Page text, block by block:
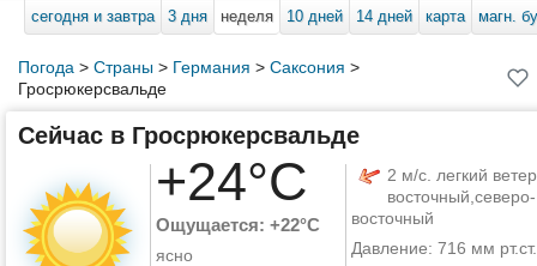
сегодня и завтра 3 дня неделя 10 дней 14 дней карта магн.
Погода > Страны> Германия > Саксония >
Гросрюкерсвальде
Сейчас в Гросрюкерсвальде
+24°C
Ощущается: +22°C
ясно
2 м/с. легкий
восточный,северо-
восточный
Давление: 716 мм рт.ст.